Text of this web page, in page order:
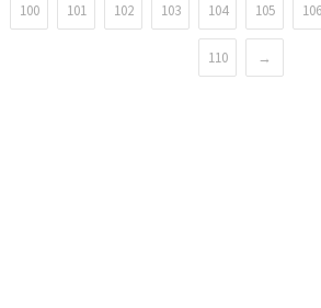
100 101 102 103 104 105 106
110 →